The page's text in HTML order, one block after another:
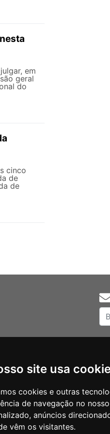
site usa
cookies e outras
de navegação no
anúncios
vêm os visitantes.
em
geral
do
cinco
de
de
Notícias